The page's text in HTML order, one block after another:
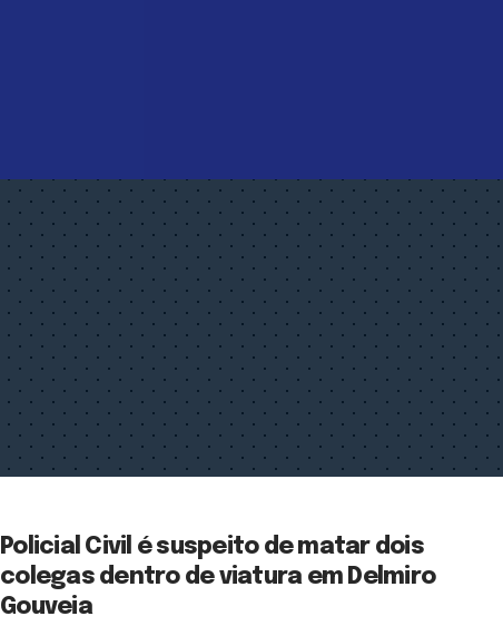
Policial Civil é suspeito de matar dois
colegas dentro de viatura em Delmiro
Gouveia